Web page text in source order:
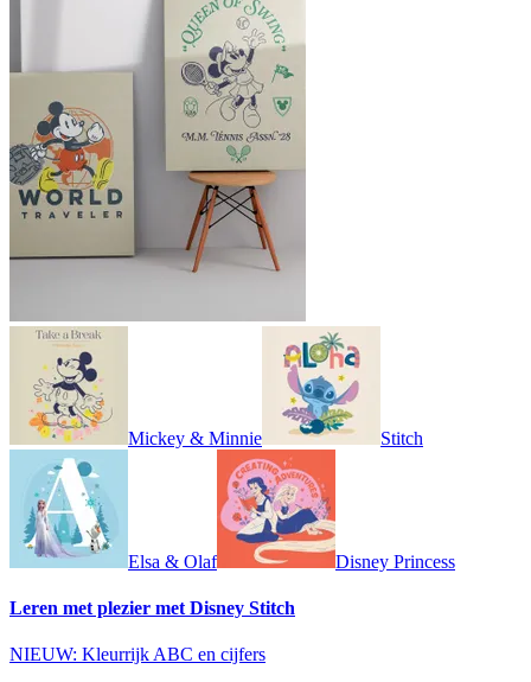
Mickey & Minnie Stitch
Elsa & Olaf Disney Princess
Leren met plezier met Disney Stitch
NIEUW: Kleurrijk ABC en cijfers